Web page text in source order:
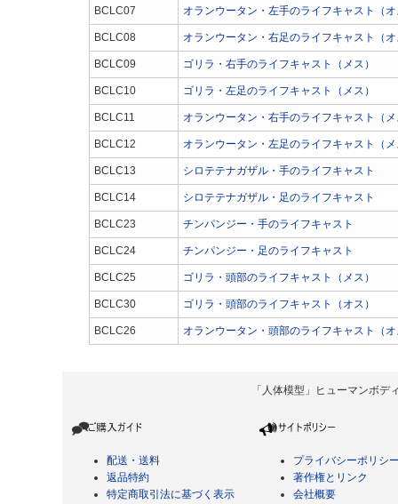
BCLC07 オランウータン・左手のライフキャスト（
BCLC08 オランウータン・右足のライフキャスト（
BCLC09 ゴリラ・右手のライフキャスト（メス）
BCLC10 ゴリラ・左足のライフキャスト（メス）
BCLC11 オランウータン・右手のライフキャスト（
BCLC12 オランウータン・左足のライフキャスト（
BCLC13 シロテテナガザル・手のライフキャスト
BCLC14 シロテテナガザル・足のライフキャスト
BCLC23 チンパンジー・手のライフキャスト
BCLC24 チンパンジー・足のライフキャスト
BCLC25 ゴリラ・頭部のライフキャスト（メス）
BCLC30 ゴリラ・頭部のライフキャスト（オス）
BCLC26 オランウータン・頭部のライフキャスト（
「人体模型」ヒューマンボ
配送・送料
返品特約
特定商取引法に基づく表示
プライバシーポリシ
著作権とリンク
会社概要